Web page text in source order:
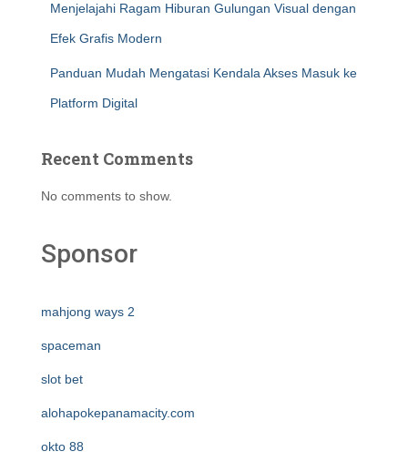
Menjelajahi Ragam Hiburan Gulungan Visual dengan
Efek Grafis Modern
Panduan Mudah Mengatasi Kendala Akses Masuk ke
Platform Digital
Recent Comments
No comments to show.
Sponsor
mahjong ways 2
spaceman
slot bet
alohapokepanamacity.com
okto 88